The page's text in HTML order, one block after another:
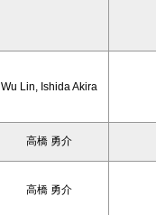
Wu Lin, Ishida Akira
高橋 勇介
高橋 勇介